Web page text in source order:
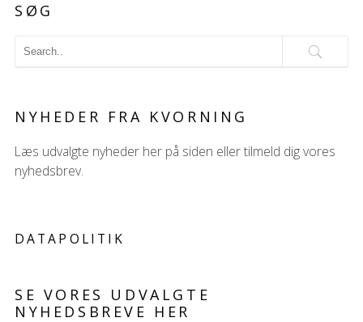
SØG
NYHEDER FRA KVORNING
Læs udvalgte nyheder her på siden eller tilmeld dig vores
nyhedsbrev.
DATAPOLITIK
SE VORES UDVALGTE
NYHEDSBREVE HER